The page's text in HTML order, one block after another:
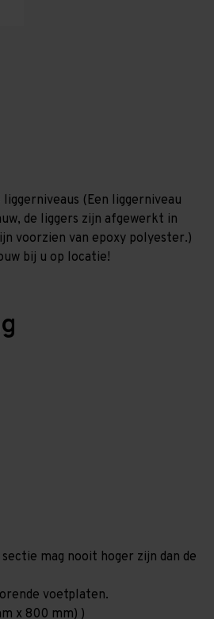
(Een liggerniveau
de liggers zijn afgewerkt in
voorzien van epoxy polyester.)
bij u op locatie!
mag nooit hoger zijn dan de
voetplaten.
x 800 mm) )